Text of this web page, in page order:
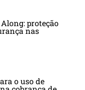
proteção
nas
o uso de